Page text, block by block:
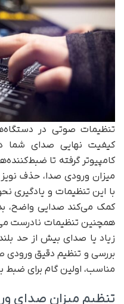
تنظیمات صوتی در
کیفیت نهایی صدای شما
کامپیوتر گرفته تا
میزان ورودی صدا، حذف
با این تنظیمات و یادگیری
کمک می‌کند صدایی واضح،
همچنین تنظیمات نادرست
زیاد یا صدای بیش از حد
بررسی و تنظیم دقیق ورودی
مناسب، اولین گام برای
تنظیم میزان صدای